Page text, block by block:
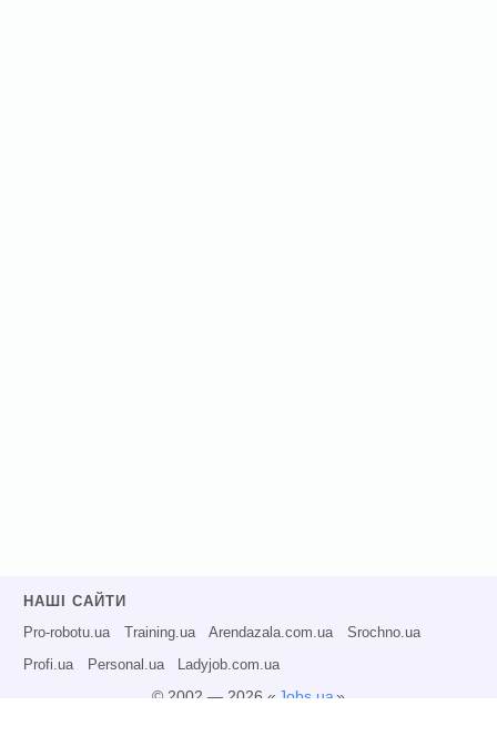
НАШІ САЙТИ
Pro-robotu.ua Training.ua Arendazala.com.ua Srochno.ua
Profi.ua Personal.ua Ladyjob.com.ua
© 2002 — 2026 « Jobs.ua»